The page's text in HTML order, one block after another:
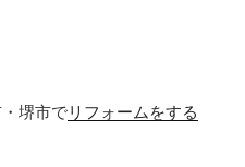
堺市でリフォームをする